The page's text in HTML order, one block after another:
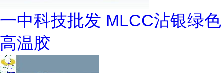
一中科技批发 MLCC沾银绿色
高温胶